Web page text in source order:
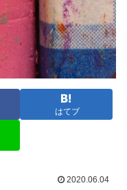
はてブ
2020.06.04